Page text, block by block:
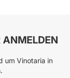
um Vinotaria in